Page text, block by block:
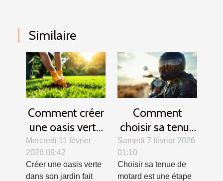
Similaire
Comment créer
une oasis verte
? Secrets d'un
gazon parfait
Mercredi 11 février
2026 09:42
Créer une oasis verte
dans son jardin fait
Comment
choisir sa tenue
de motard pour
allier confort et
sécurité ?
Samedi 7 février 2026
01:10
Choisir sa tenue de
motard est une étape